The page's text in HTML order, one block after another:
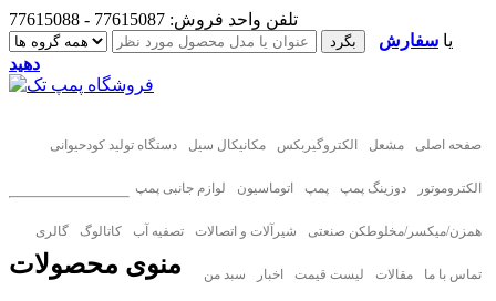
تلفن واحد فروش: 77615087 - 77615088
یا سفارش
دهید
صفحه اصلی مشعل الکتروگیربکس مکانیکال سیل دستگاه تولید کودحیوانی
الکتروموتور دوزینگ پمپ پمپ اتوماسیون لوازم جانبی پمپ
همزن/میکسر/مخلوطکن صنعتی شیرآلات و اتصالات تصفیه آب کاتالوگ گالری
تماس با ما مقالات لیست قیمت اخبار سبد من منوی محصولات